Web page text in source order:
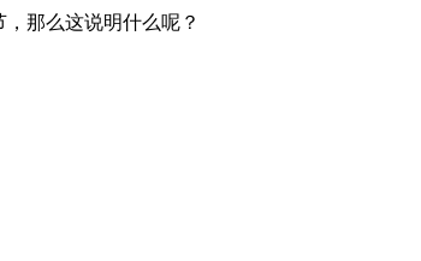
那么这说明什么呢？